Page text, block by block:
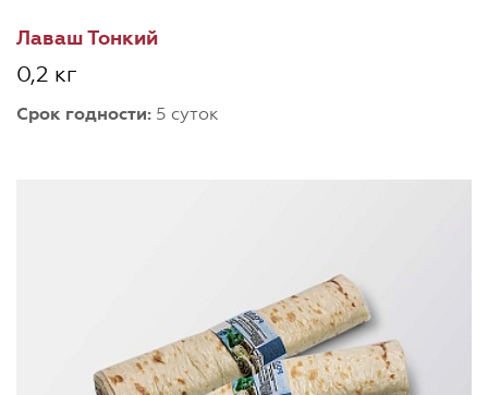
Лаваш Тонкий
0,2 кг
Срок годности: 5 суток